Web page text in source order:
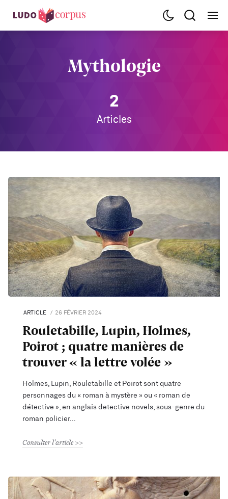
Mythologie
2
Articles
ARTICLE 26 FÉVRIER 2024
Rouletabille, Lupin, Holmes,
Poirot ; quatre manières de
trouver « la lettre volée »
Holmes, Lupin, Rouletabille et Poirot sont quatre
personnages du « roman à mystère » ou « roman de
détective », en anglais detective novels, sous-genre du
roman policier
Consulter l'article